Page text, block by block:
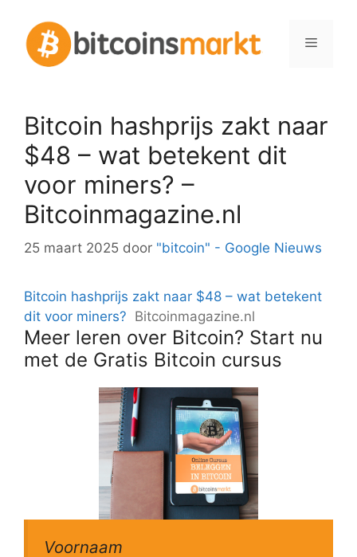
inhoud
Menu
Bitcoin hashprijs zakt naar
$48 – wat betekent dit
voor miners? –
Bitcoinmagazine.nl
25 maart 2025 door "bitcoin" - Google Nieuws
Bitcoin hashprijs zakt naar $48 – wat betekent
dit voor miners? Bitcoinmagazine.nl
Meer leren over Bitcoin? Start nu
met de Gratis Bitcoin cursus
Voornaam